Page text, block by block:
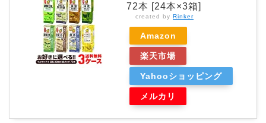
72本 [24本×3箱]
created by Rinker
Amazon
楽天市場
Yahooショッピング
メルカリ